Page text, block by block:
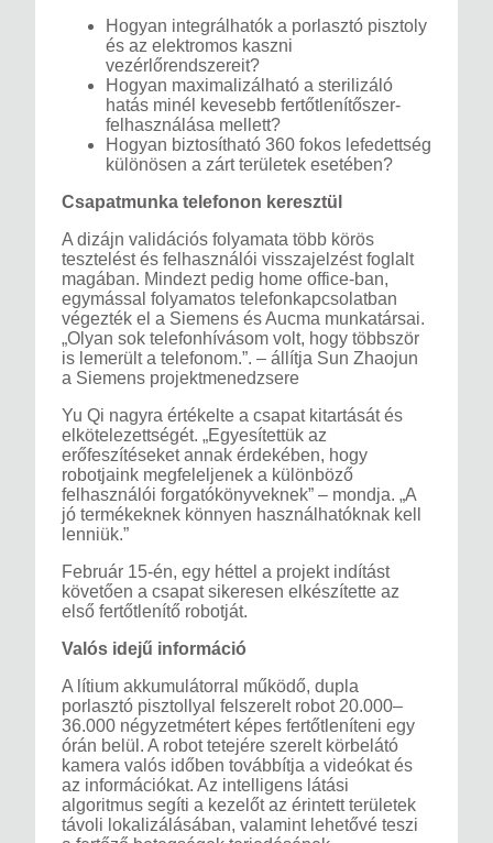
Hogyan integrálhatók a porlasztó pisztoly
és az elektromos kaszni
vezérlőrendszereit?
Hogyan maximalizálható a sterilizáló
hatás minél kevesebb fertőtlenítőszer-
felhasználása mellett?
Hogyan biztosítható 360 fokos lefedettség
különösen a zárt területek esetében?
Csapatmunka telefonon keresztül
A dizájn validációs folyamata több körös
tesztelést és felhasználói visszajelzést foglalt
magában. Mindezt pedig home office-ban,
egymással folyamatos telefonkapcsolatban
végezték el a Siemens és Aucma munkatársai.
„Olyan sok telefonhívásom volt, hogy többször
is lemerült a telefonom.”. – állítja Sun Zhaojun
a Siemens projektmenedzsere
Yu Qi nagyra értékelte a csapat kitartását és
elkötelezettségét. „Egyesítettük az
erőfeszítéseket annak érdekében, hogy
robotjaink megfeleljenek a különböző
felhasználói forgatókönyveknek” – mondja. „A
jó termékeknek könnyen használhatóknak kell
lenniük.”
Február 15-én, egy héttel a projekt indítást
követően a csapat sikeresen elkészítette az
első fertőtlenítő robotját.
Valós idejű információ
A lítium akkumulátorral működő, dupla
porlasztó pisztollyal felszerelt robot 20.000–
36.000 négyzetmétert képes fertőtleníteni egy
órán belül. A robot tetejére szerelt körbelátó
kamera valós időben továbbítja a videókat és
az információkat. Az intelligens látási
algoritmus segíti a kezelőt az érintett területek
távoli lokalizálásában, valamint lehetővé teszi